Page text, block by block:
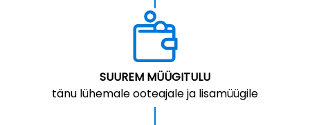
SUUREM MÜÜGITULU
tänu lühemale ooteajale ja lisamüügile